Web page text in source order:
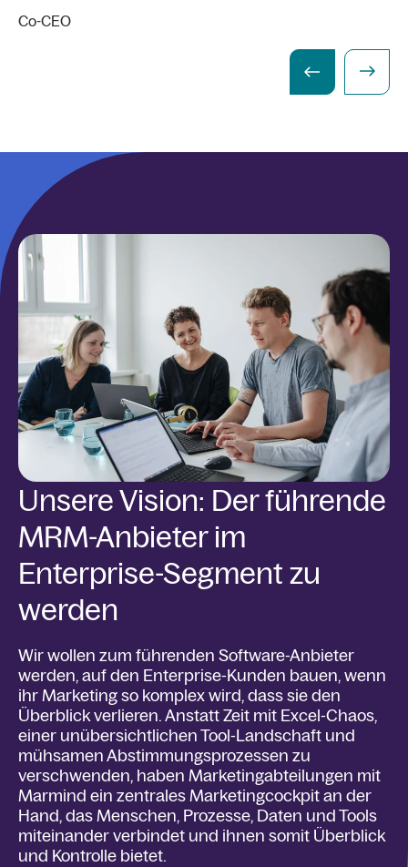
Co-CEO
Unsere Vision: Der führende
MRM-Anbieter im
Enterprise-Segment zu
werden
Wir wollen zum führenden Software-Anbieter
werden, auf den Enterprise-Kunden bauen, wenn
ihr Marketing so komplex wird, dass sie den
Überblick verlieren. Anstatt Zeit mit Excel-Chaos,
einer unübersichtlichen Tool-Landschaft und
mühsamen Abstimmungsprozessen zu
verschwenden, haben Marketingabteilungen mit
Marmind ein zentrales Marketingcockpit an der
Hand, das Menschen, Prozesse, Daten und Tools
miteinander verbindet und ihnen somit Überblick
und Kontrolle bietet.